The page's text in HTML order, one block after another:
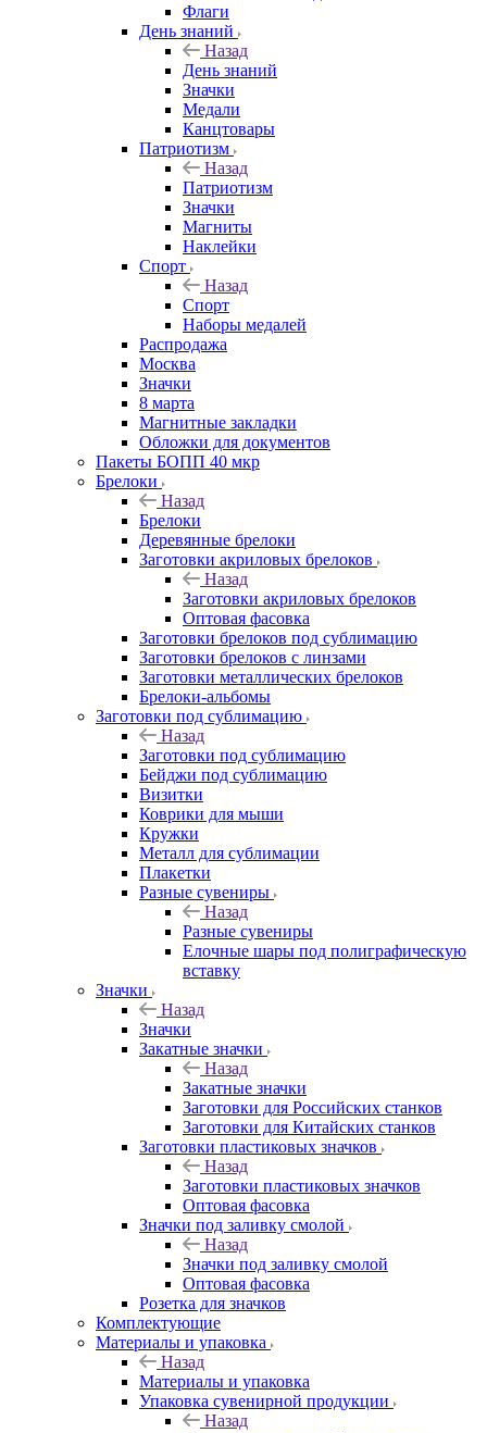
Флаги
День знаний
Назад
День знаний
Значки
Медали
Канцтовары
Патриотизм
Назад
Патриотизм
Значки
Магниты
Наклейки
Спорт
Назад
Спорт
Наборы медалей
Распродажа
Москва
Значки
8 марта
Магнитные закладки
Обложки для документов
Пакеты БОПП 40 мкр
Брелоки
Назад
Брелоки
Деревянные брелоки
Заготовки акриловых брелоков
Назад
Заготовки акриловых брелоков
Оптовая фасовка
Заготовки брелоков под сублимацию
Заготовки брелоков с линзами
Заготовки металлических брелоков
Брелоки-альбомы
Заготовки под сублимацию
Назад
Заготовки под сублимацию
Бейджи под сублимацию
Визитки
Коврики для мыши
Кружки
Металл для сублимации
Плакетки
Разные сувениры
Назад
Разные сувениры
Елочные шары под полиграфическую
вставку
Значки
Назад
Значки
Закатные значки
Назад
Закатные значки
Заготовки для Российских станков
Заготовки для Китайских станков
Заготовки пластиковых значков
Назад
Заготовки пластиковых значков
Оптовая фасовка
Значки под заливку смолой
Назад
Значки под заливку смолой
Оптовая фасовка
Розетка для значков
Комплектующие
Материалы и упаковка
Назад
Материалы и упаковка
Упаковка сувенирной продукции
Назад